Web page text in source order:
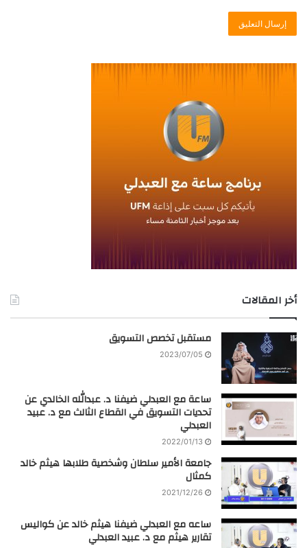
أخر المقالات
مستقبل تخصص التسويق
2023/07/05
ساعة مع العبدلي ضيفنا د. عبدالله الخالدي عن
تحديات التسويق في القطاع الثالث مع د. عبيد
العبدلي
2022/01/13
جامعة الأمير سلطان وشخصية طلابها هيثم خالد
كمثال
2021/12/26
ساعه مع العبدلي ضيفنا هيثم خالد عن كواليس
تقارير هيثم مع د. عبيد العبدلي